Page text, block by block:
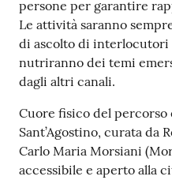
persone per garantire
Le attività saranno
di ascolto di interlocutori
nutriranno dei temi
dagli altri canali.
Cuore fisico del percorso
Sant’Agostino, curata da
Carlo Maria Morsiani
accessibile e aperto alla